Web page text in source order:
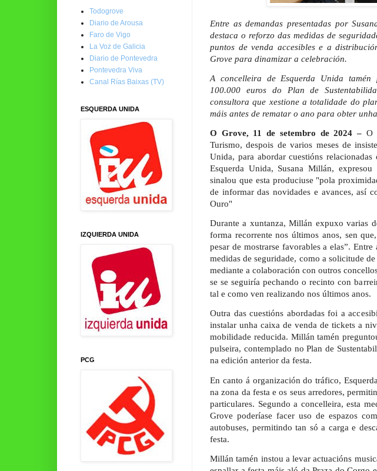
Entre as demandas presentadas por
destaca o reforzo das medidas de
puntos de venda accesibles e a
Grove para dinamizar a celebración.
A concelleira de Esquerda Unida
100.000 euros do Plan de
consultora que xestione a totalidade do
máis antes de rematar o ano para obter
O Grove, 11 de setembro de 2024 – O
Turismo, despois de varios meses de
Unida, para abordar cuestións
Esquerda Unida, Susana Millán,
sinalou que esta produciuse "pola
de informar das novidades e avances, así
Ouro"
Durante a xuntanza, Millán expuxo varias
forma recorrente nos últimos anos, sen
pesar de mostrarse favorables a elas”.
medidas de seguridade, como a solicitude
mediante a colaboración con outros
se se seguiría pechando o recinto con
tal e como ven realizando nos últimos anos.
Outra das cuestións abordadas foi a
instalar unha caixa de venda de tickets a
mobilidade reducida. Millán tamén
pulseira, contemplado no Plan de
na edición anterior da festa.
En canto á organización do tráfico,
na zona da festa e os seus arredores,
particulares. Segundo a concelleira, esta
Grove poderíase facer uso de espazos
autobuses, permitindo tan só a carga e
festa.
Millán tamén instou a levar actuacións
Todogrove
Diario de Arousa
Faro de Vigo
La Voz de Galicia
Diario de Pontevedra
Pontevedra Viva
Canal Rías Baixas (TV)
ESQUERDA UNIDA
IZQUIERDA UNIDA
PCG